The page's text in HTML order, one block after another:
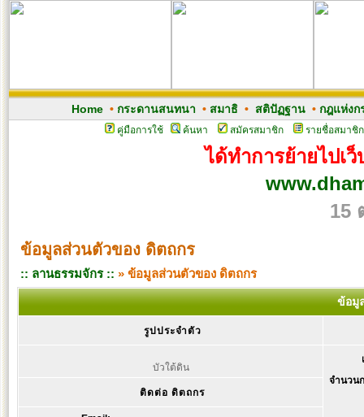
Home• กระดานสนทนา • สมาธิ• สติปัฏฐาน• กฎแห่งก
คู่มือการใช้ ค้นหา สมัครสมาชิก รายชื่อสมาชิก
ได้ทำการย้ายไปเ
15
ข้อมูลส่วนตัวของ ดิตถกร
:: ลานธรรมจักร :: » ข้อมูลส่วนตัวของ ดิตถกร
ข้อมู
รูปประจำตัว
บัวใต้ดิน
จำนวน
ติดต่อ ดิตถกร